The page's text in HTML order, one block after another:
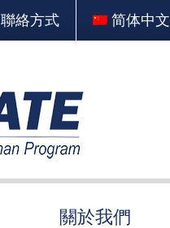
聯絡方式 简体中文
關於我們